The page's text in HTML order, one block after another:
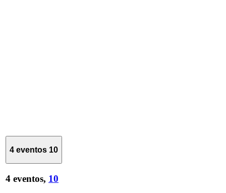
4 eventos 10
4 eventos, 10